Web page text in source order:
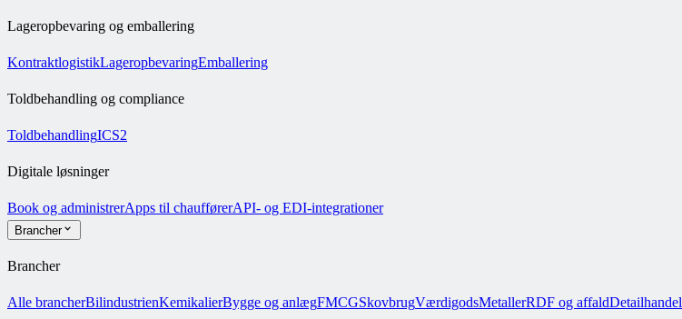
Lageropbevaring og emballering
KontraktlogistikLageropbevaringEmballering
Toldbehandling og compliance
ToldbehandlingICS2
Digitale løsninger
Book og administrerApps til chaufførerAPI- og EDI-integrationer
Brancher
Brancher
Alle brancherBilindustrienKemikalierBygge og anlægFMCGSkovbrugVærdigodsMetallerRDF og affaldDetailhandel